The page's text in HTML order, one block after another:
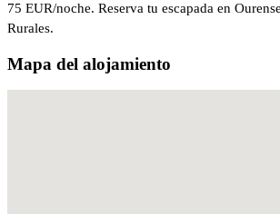
75 EUR/noche. Reserva tu escapada en
Rurales.
Mapa del alojamiento